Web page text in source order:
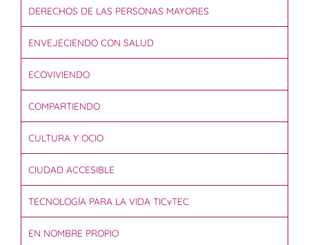
DERECHOS DE LAS PERSONAS MAYORES
ENVEJECIENDO CON SALUD
ECOVIVIENDO
COMPARTIENDO
CULTURA Y OCIO
CIUDAD ACCESIBLE
TECNOLOGÍA PARA LA VIDA TICvTEC
EN NOMBRE PROPIO